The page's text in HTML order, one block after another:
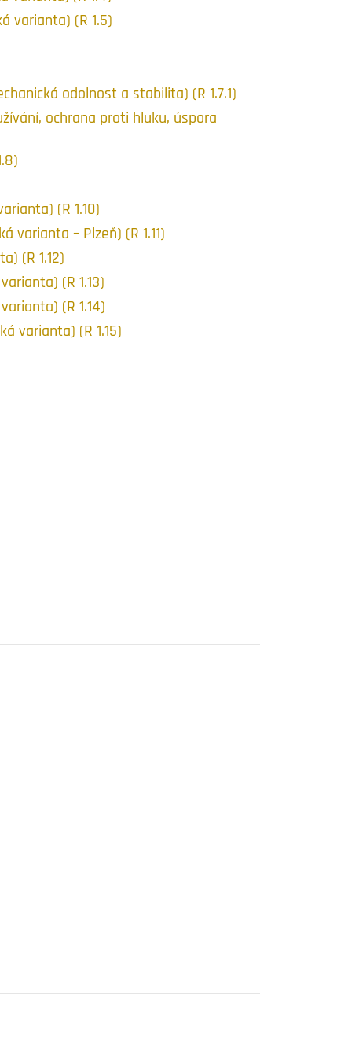
varianta) (R 1.5)
odolnost a stabilita) (R 1.7.1)
ochrana proti hluku, úspora
(R 1.10)
– Plzeň) (R 1.11)
(R 1.12)
(R 1.13)
(R 1.14)
varianta) (R 1.15)